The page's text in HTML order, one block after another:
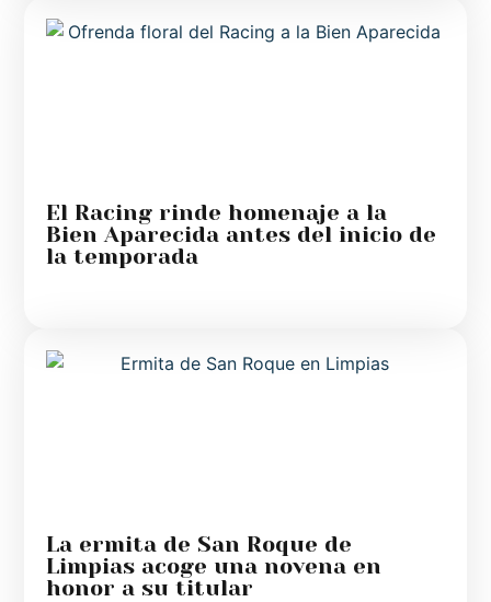
El Racing rinde homenaje a la
Bien Aparecida antes del inicio de
la temporada
La ermita de San Roque de
Limpias acoge una novena en
honor a su titular